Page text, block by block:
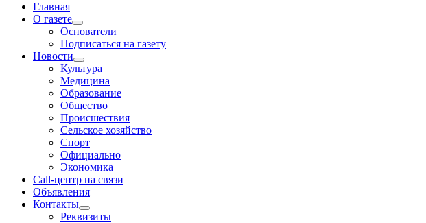
Главная
О газете
Основатели
Подписаться на газету
Новости
Культура
Медицина
Образование
Общество
Происшествия
Сельское хозяйство
Спорт
Официально
Экономика
Call-центр на связи
Объявления
Контакты
Реквизиты